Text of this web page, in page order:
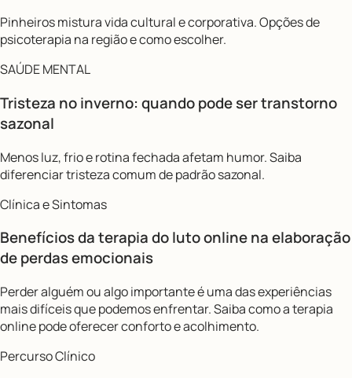
Pinheiros mistura vida cultural e corporativa. Opções de
psicoterapia na região e como escolher.
SAÚDE MENTAL
Tristeza no inverno: quando pode ser transtorno
sazonal
Menos luz, frio e rotina fechada afetam humor. Saiba
diferenciar tristeza comum de padrão sazonal.
Clínica e Sintomas
Benefícios da terapia do luto online na elaboração
de perdas emocionais
Perder alguém ou algo importante é uma das experiências
mais difíceis que podemos enfrentar. Saiba como a terapia
online pode oferecer conforto e acolhimento.
Percurso Clínico